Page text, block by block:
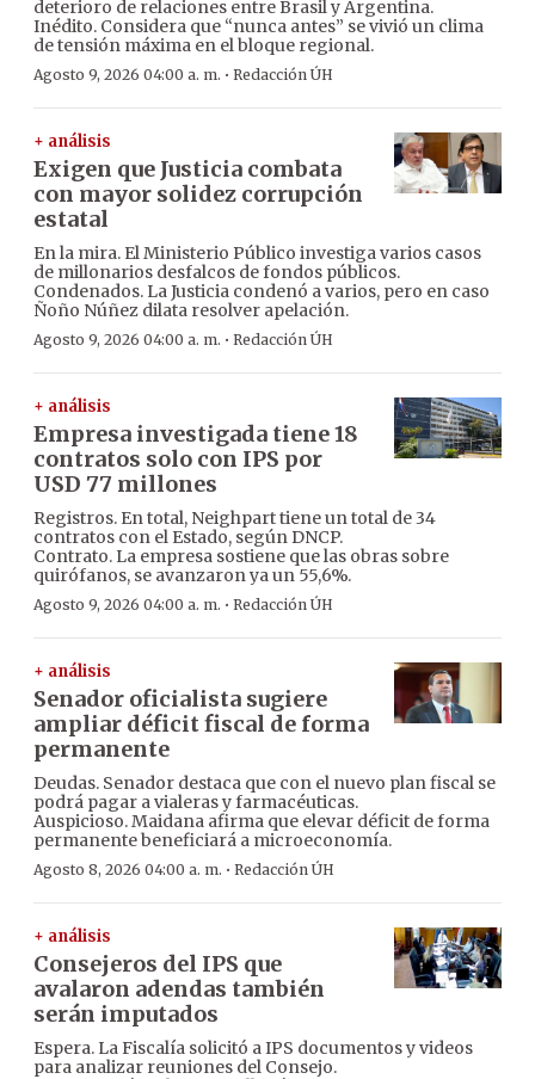
deterioro de relaciones entre Brasil y Argentina.
Inédito. Considera que “nunca antes” se vivió un clima
de tensión máxima en el bloque regional.
Agosto 9, 2026 04:00 a. m. · Redacción ÚH
+ análisis
Exigen que Justicia combata
con mayor solidez corrupción
estatal
En la mira. El Ministerio Público investiga varios casos
de millonarios desfalcos de fondos públicos.
Condenados. La Justicia condenó a varios, pero en caso
Ñoño Núñez dilata resolver apelación.
Agosto 9, 2026 04:00 a. m. · Redacción ÚH
+ análisis
Empresa investigada tiene 18
contratos solo con IPS por
USD 77 millones
Registros. En total, Neighpart tiene un total de 34
contratos con el Estado, según DNCP.
Contrato. La empresa sostiene que las obras sobre
quirófanos, se avanzaron ya un 55,6%.
Agosto 9, 2026 04:00 a. m. · Redacción ÚH
+ análisis
Senador oficialista sugiere
ampliar déficit fiscal de forma
permanente
Deudas. Senador destaca que con el nuevo plan fiscal se
podrá pagar a vialeras y farmacéuticas.
Auspicioso. Maidana afirma que elevar déficit de forma
permanente beneficiará a microeconomía.
Agosto 8, 2026 04:00 a. m. · Redacción ÚH
+ análisis
Consejeros del IPS que
avalaron adendas también
serán imputados
Espera. La Fiscalía solicitó a IPS documentos y videos
para analizar reuniones del Consejo.